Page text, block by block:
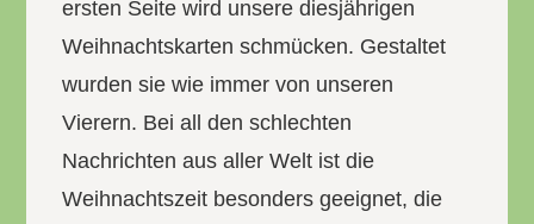
ersten Seite wird unsere diesjährigen
Weihnachtskarten schmücken. Gestaltet
wurden sie wie immer von unseren
Vierern. Bei all den schlechten
Nachrichten aus aller Welt ist die
Weihnachtszeit besonders geeignet, die